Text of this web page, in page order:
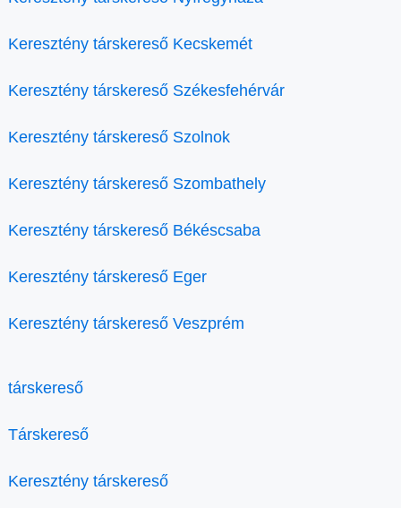
Keresztény társkereső Kecskemét
Keresztény társkereső Székesfehérvár
Keresztény társkereső Szolnok
Keresztény társkereső Szombathely
Keresztény társkereső Békéscsaba
Keresztény társkereső Eger
Keresztény társkereső Veszprém
társkereső
Társkereső
Keresztény társkereső